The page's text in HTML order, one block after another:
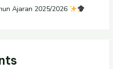
Ajaran 2025/2026